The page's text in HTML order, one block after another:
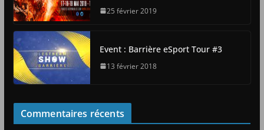
25 février 2019
Event : Barrière eSport Tour #3
13 février 2018
Commentaires récents